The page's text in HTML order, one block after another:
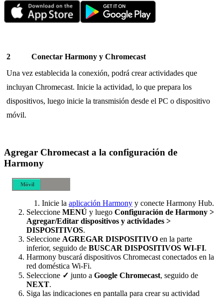
Conectar Harmony y Chromecast
Una vez establecida la conexión, podrá crear actividades que
incluyan Chromecast. Inicie la actividad, lo que prepara los
dispositivos, luego inicie la transmisión desde el PC o dispositivo
móvil.
Agregar Chromecast a la configuración de
Harmony
Móvil
Inicie la aplicación Harmony y conecte Harmony Hub.
Seleccione MENÚ y luego Configuración de Harmony >
Agregar/Editar dispositivos y actividades >
DISPOSITIVOS.
Seleccione AGREGAR DISPOSITIVO en la parte
inferior, seguido de BUSCAR DISPOSITIVOS WI-FI.
Harmony buscará dispositivos Chromecast conectados en la
red doméstica Wi-Fi.
Seleccione ✓ junto a Google Chromecast, seguido de
NEXT.
Siga las indicaciones en pantalla para crear su actividad